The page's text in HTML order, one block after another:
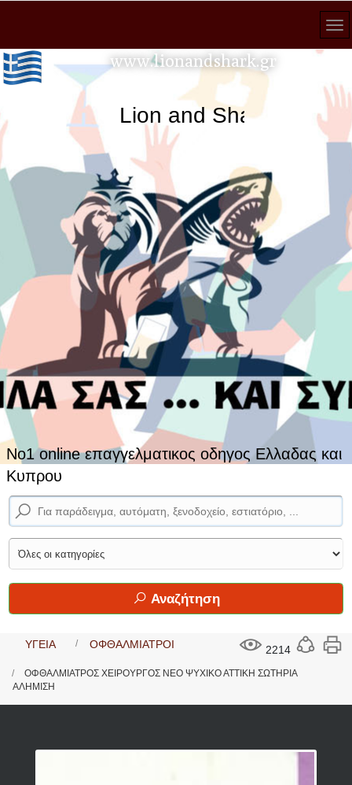
No1 online επαγγελματικος οδηγος Ελλαδας και
Κυπρου
www.lionandshark.gr
Lion and Shark κάθε
Αναζήτηση
2214
ΥΓΕΙΑ ΟΦΘΑΛΜΙΑΤΡΟΙ
ΟΦΘΑΛΜΙΑΤΡΟΣ ΧΕΙΡΟΥΡΓΟΣ ΝΕΟ ΨΥΧΙΚΟ ΑΤΤΙΚΗ ΣΩΤΗΡΙΑ
ΑΛΗΜΙΣΗ